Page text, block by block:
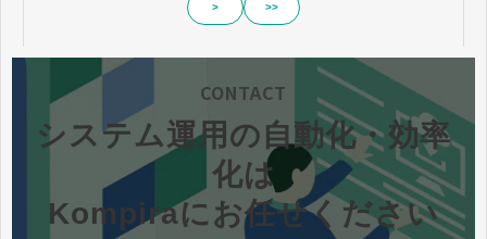
> >>
CONTACT
システム運用の自動化・効率
化は
Kompiraにお任せください